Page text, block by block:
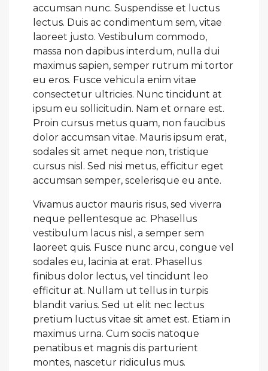
accumsan nunc. Suspendisse et luctus
lectus. Duis ac condimentum sem, vitae
laoreet justo. Vestibulum commodo,
massa non dapibus interdum, nulla dui
maximus sapien, semper rutrum mi tortor
eu eros. Fusce vehicula enim vitae
consectetur ultricies. Nunc tincidunt at
ipsum eu sollicitudin. Nam et ornare est.
Proin cursus metus quam, non faucibus
dolor accumsan vitae. Mauris ipsum erat,
sodales sit amet neque non, tristique
cursus nisl. Sed nisi metus, efficitur eget
accumsan semper, scelerisque eu ante.
Vivamus auctor mauris risus, sed viverra
neque pellentesque ac. Phasellus
vestibulum lacus nisl, a semper sem
laoreet quis. Fusce nunc arcu, congue vel
sodales eu, lacinia at erat. Phasellus
finibus dolor lectus, vel tincidunt leo
efficitur at. Nullam ut tellus in turpis
blandit varius. Sed ut elit nec lectus
pretium luctus vitae sit amet est. Etiam in
maximus urna. Cum sociis natoque
penatibus et magnis dis parturient
montes, nascetur ridiculus mus.